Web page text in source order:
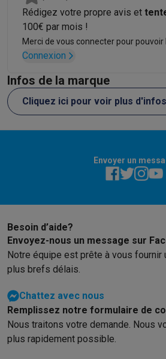
Rédigez votre propre avis et
100€ par mois !
Merci de vous connecter pour pouvoir
Connexion
Infos de la marque
Cliquez ici pour voir plus
Envoyer un
Besoin d’aide?
Envoyez-nous un message sur
Notre équipe est prête à vous fournir
plus brefs délais.
Chattez avec nous
Remplissez notre formulaire de
Nous traitons votre demande. Nous
plus rapidement possible.